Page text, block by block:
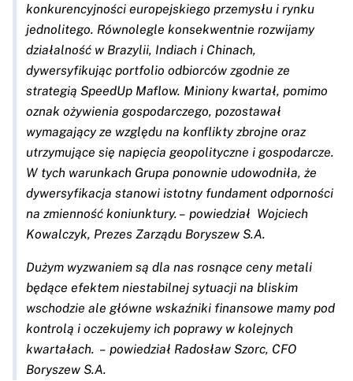
konkurencyjności europejskiego przemysłu i rynku
jednolitego. Równolegle konsekwentnie rozwijamy
działalność w Brazylii, Indiach i Chinach,
dywersyfikując portfolio odbiorców zgodnie ze
strategią SpeedUp Maflow. Miniony kwartał, pomimo
oznak ożywienia gospodarczego, pozostawał
wymagający ze względu na konflikty zbrojne oraz
utrzymujące się napięcia geopolityczne i gospodarcze.
W tych warunkach Grupa ponownie udowodniła, że
dywersyfikacja stanowi istotny fundament odporności
na zmienność koniunktury. – powiedział Wojciech
Kowalczyk, Prezes Zarządu Boryszew S.A.
Dużym wyzwaniem są dla nas rosnące ceny metali
będące efektem niestabilnej sytuacji na bliskim
wschodzie ale główne wskaźniki finansowe mamy pod
kontrolą i oczekujemy ich poprawy w kolejnych
kwartałach. – powiedział Radosław Szorc, CFO
Boryszew S.A.